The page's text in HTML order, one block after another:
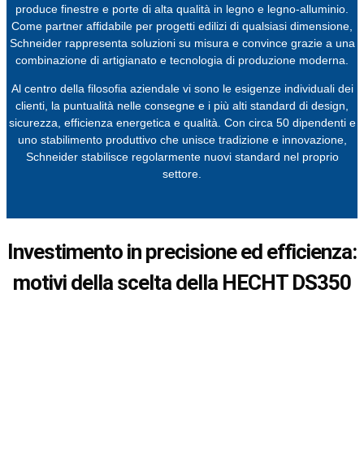
produce finestre e porte di alta qualità in legno e legno-alluminio.
Come partner affidabile per progetti edilizi di qualsiasi dimensione,
Schneider rappresenta soluzioni su misura e convince grazie a una
combinazione di artigianato e tecnologia di produzione moderna.
Al centro della filosofia aziendale vi sono le esigenze individuali dei
clienti, la puntualità nelle consegne e i più alti standard di design,
sicurezza, efficienza energetica e qualità. Con circa 50 dipendenti e
uno stabilimento produttivo che unisce tradizione e innovazione,
Schneider stabilisce regolarmente nuovi standard nel proprio
settore.
Investimento in precisione ed efficienza:
motivi della scelta della HECHT DS350